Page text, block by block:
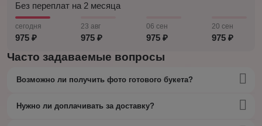
Без переплат на 2 месяца
сегодня
975 ₽
23 авг
975 ₽
06 сен
975 ₽
20 сен
975 ₽
Часто задаваемые вопросы
Возможно ли получить фото готового букета?
Нужно ли доплачивать за доставку?